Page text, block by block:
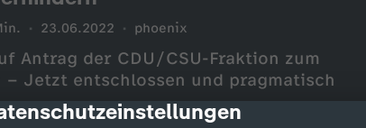
description
23.06.2022 phoenix
Antrag der CDU/CSU-Fraktion zum
Jetzt entschlossen und pragmatisch